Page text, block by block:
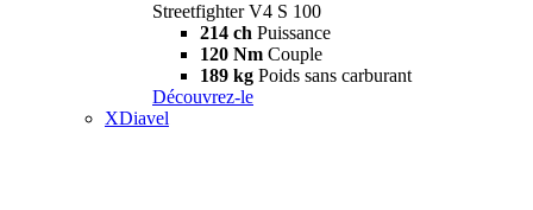
Streetfighter V4 S 100
214 ch Puissance
120 Nm Couple
189 kg Poids sans carburant
Découvrez-le
XDiavel